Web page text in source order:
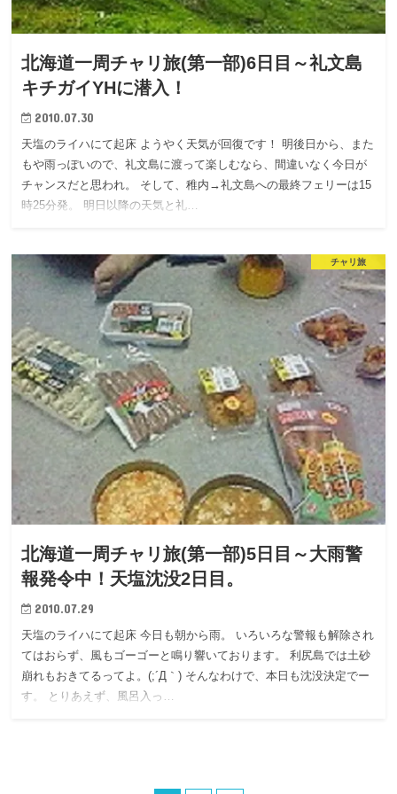
北海道一周チャリ旅(第一部)6日目～礼文島
キチガイYHに潜入！
2010.07.30
天塩のライハにて起床 ようやく天気が回復です！ 明後日から、また
もや雨っぽいので、礼文島に渡って楽しむなら、間違いなく今日が
チャンスだと思われ。 そして、稚内→礼文島への最終フェリーは15
時25分発。 明日以降の天気と礼…
チャリ旅
北海道一周チャリ旅(第一部)5日目～大雨警
報発令中！天塩沈没2日目。
2010.07.29
天塩のライハにて起床 今日も朝から雨。 いろいろな警報も解除され
てはおらず、風もゴーゴーと鳴り響いております。 利尻島では土砂
崩れもおきてるってよ。(;´Д｀) そんなわけで、本日も沈没決定でー
す。 とりあえず、風呂入っ…